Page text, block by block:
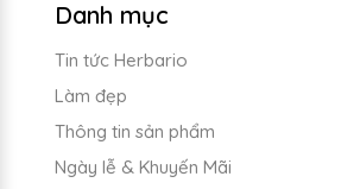
Danh mục
Tin tức Herbario
Làm đẹp
Thông tin sản phẩm
Ngày lễ & Khuyến Mãi